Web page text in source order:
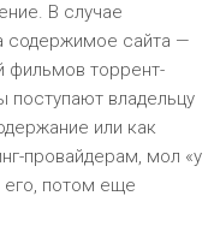
В случае
содержимое сайта —
фильмов торрент-
владельцу
или как
провайдерам, мол «у
его, потом еще